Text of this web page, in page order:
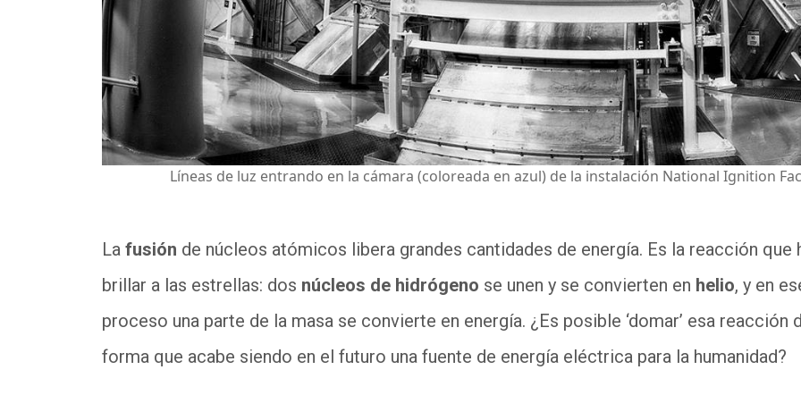
Líneas de luz entrando en la cámara (coloreada en azul) de la instalación National Ignition
La fusión de núcleos atómicos libera grandes cantidades de energía. Es la reacción que
brillar a las estrellas: dos núcleos de hidrógeno se unen y se convierten en helio, y en
proceso una parte de la masa se convierte en energía. ¿Es posible ‘domar’ esa reacción
forma que acabe siendo en el futuro una fuente de energía eléctrica para la humanidad?